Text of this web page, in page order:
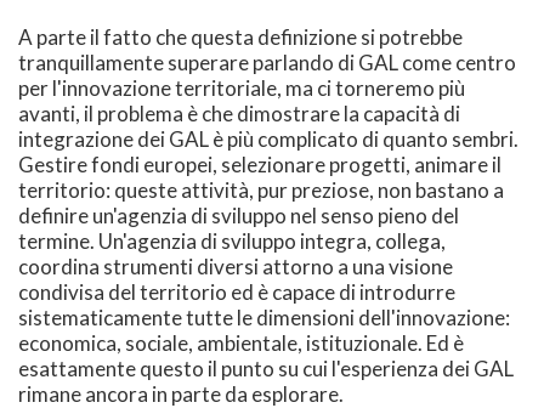
A parte il fatto che questa definizione si potrebbe
tranquillamente superare parlando di GAL come centro
per l'innovazione territoriale, ma ci torneremo più
avanti, il problema è che dimostrare la capacità di
integrazione dei GAL è più complicato di quanto sembri.
Gestire fondi europei, selezionare progetti, animare il
territorio: queste attività, pur preziose, non bastano a
definire un'agenzia di sviluppo nel senso pieno del
termine. Un'agenzia di sviluppo integra, collega,
coordina strumenti diversi attorno a una visione
condivisa del territorio ed è capace di introdurre
sistematicamente tutte le dimensioni dell'innovazione:
economica, sociale, ambientale, istituzionale. Ed è
esattamente questo il punto su cui l'esperienza dei GAL
rimane ancora in parte da esplorare.